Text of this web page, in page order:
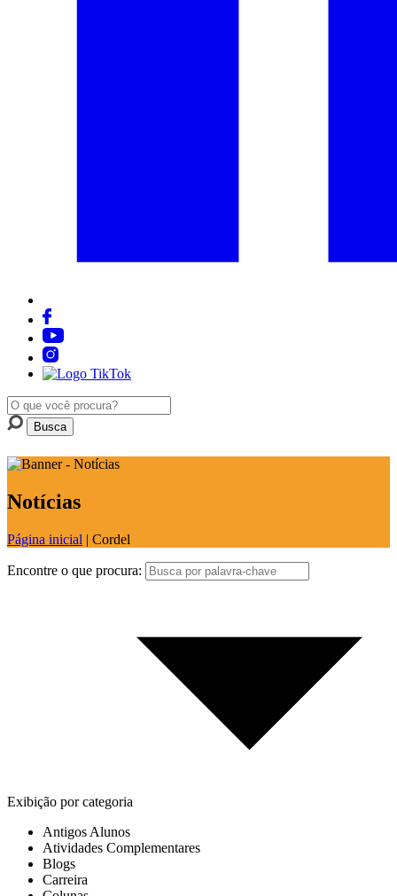
Notícias
Página inicial | Cordel
Encontre o que procura:
Exibição por categoria
Antigos Alunos
Atividades Complementares
Blogs
Carreira